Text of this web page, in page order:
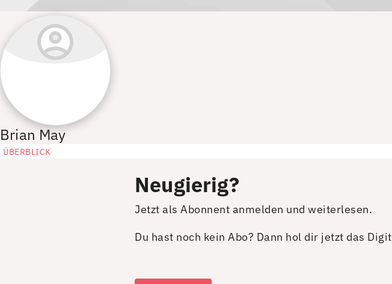
Brian May
ÜBERBLICK
Neugierig?
Jetzt als Abonnent anmelden und weiterlesen.
Du hast noch kein Abo? Dann hol dir jetzt das